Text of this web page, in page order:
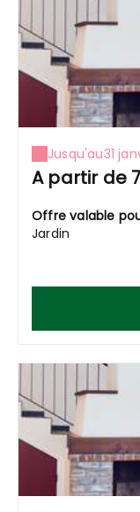
Jusqu'au31
A partir de
Offre valable
Jardin